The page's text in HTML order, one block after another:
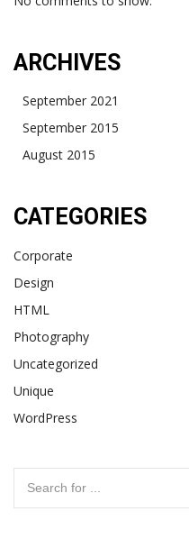
ARCHIVES
September 2021
September 2015
August 2015
CATEGORIES
Corporate
Design
HTML
Photography
Uncategorized
Unique
WordPress